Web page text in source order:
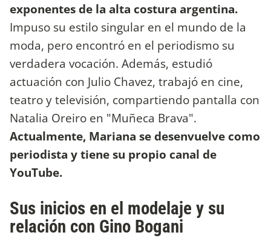
exponentes de la alta costura argentina.
Impuso su estilo singular en el mundo de la
moda, pero encontró en el periodismo su
verdadera vocación. Además, estudió
actuación con Julio Chavez, trabajó en cine,
teatro y televisión, compartiendo pantalla con
Natalia Oreiro en "Muñeca Brava".
Actualmente, Mariana se desenvuelve como
periodista y tiene su propio canal de
YouTube.
Sus inicios en el modelaje y su
relación con Gino Bogani